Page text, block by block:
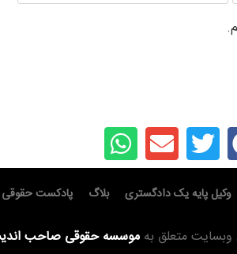
وکیل پایه یک دادگستری بلاگ پادکست حقوقی
متعلق به موسسه حقوقی صاحب